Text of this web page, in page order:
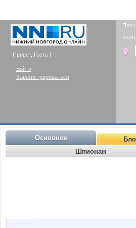
Привет, Гость !
- Войти
- Зарегистрироваться
Основное
Шпионаж